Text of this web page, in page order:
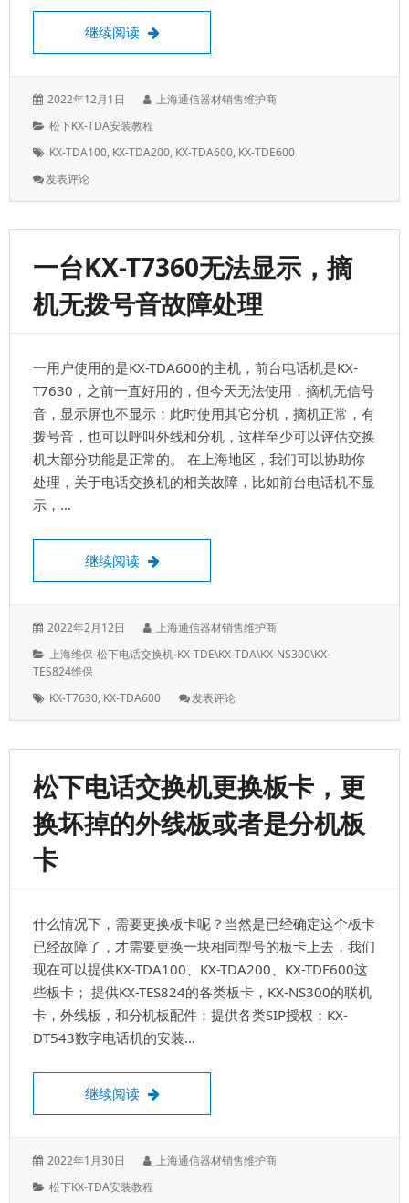
继续阅读 设置出局号码，默认拨9是出局码，可以更
发
于：
2022年12月1日
作
上海通信器材销售维护商
分
松下KX-TDA安装教程
标
KX-TDA100, KX-TDA200, KX-TDA600, KX-TDE600
发表评论: 设
局
码，
默
认
拨
出
局
码，
可
以
更
换
一台KX-T7360无法显示，摘
机无拨号音故障处理
一用户使用的是KX-TDA600的主机，前台电话机是KX-
T7630，之前一直好用的，但今天无法使用，摘机无信号
音，显示屏也不显示；此时使用其它分机，摘机正常，有
拨号音，也可以呼叫外线和分机，这样至少可以评估交换
机大部分功能是正常的。 在上海地区，我们可以协助你
处理，关于电话交换机的相关故障，比如前台电话机不显
示，…
继续阅读 一台KX-T7360无法显示，摘机无拨号音故
发
于：
2022年2月12日
作
上海通信器材销售维护商
分
类：
上海维保-松下电话交换机-KX-TDE\KX-TDA\KX-NS300\KX-
TES824维保
标
KX-T7630, KX-TDA600 发表评论: 一
T7360
法
显
示，
摘
音
故
障
处
理
松下电话交换机更换板卡，更
换坏掉的外线板或者是分机板
卡
什么情况下，需要更换板卡呢？当然是已经确定这个板卡
已经故障了，才需要更换一块相同型号的板卡上去，我们
现在可以提供KX-TDA100、KX-TDA200、KX-TDE600这
些板卡； 提供KX-TES824的各类板卡，KX-NS300的联机
卡，外线板，和分机板配件；提供各类SIP授权；KX-
DT543数字电话机的安装…
继续阅读 松下电话交换机更换板卡，更换坏掉的外
发
于：
2022年1月30日
作
上海通信器材销售维护商
分
松下KX-TDA安装教程